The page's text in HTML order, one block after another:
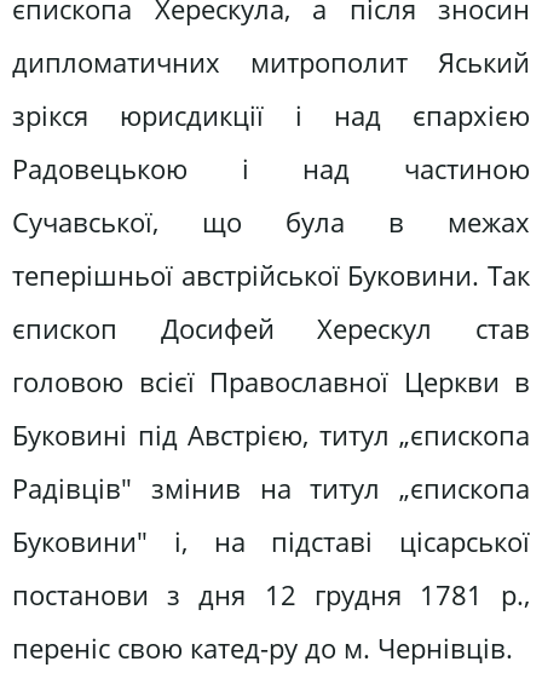
єпископа Херескула, а після зносин
дипломатичних митрополит Яський
зрікся юрисдикції і над єпархією
Радовецькою і над частиною
Сучавської, що була в межах
теперішньої австрійської Буковини. Так
єпископ Досифей Херескул став
головою всієї Православної Церкви в
Буковині під Австрією, титул „єпископа
Радівців" змінив на титул „єпископа
Буковини" і, на підставі цісарської
постанови з дня 12 грудня 1781 р.,
переніс свою катед-ру до м. Чернівців.